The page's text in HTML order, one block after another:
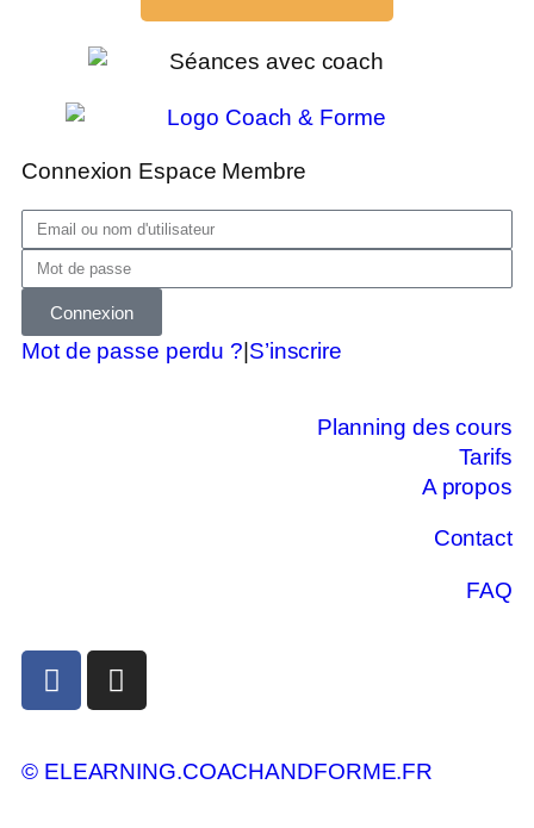
Connexion Espace Membre
Connexion
Mot de passe perdu ? S’inscrire
Planning des cours
Tarifs
A propos
Contact
FAQ
© ELEARNING.COACHANDFORME.FR